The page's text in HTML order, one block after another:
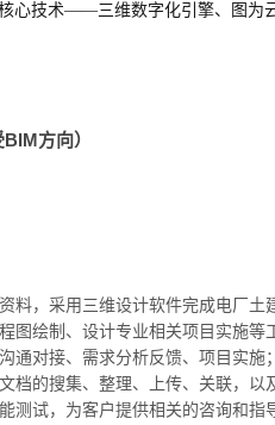
心技术——三维数字化引擎、图为
方向）
料，采用三维设计软件完成电厂土
图绘制、设计专业相关项目实施等
通对接、需求分析反馈、项目实施；
档的搜集、整理、上传、关联，以
测试，为客户提供相关的咨询和指